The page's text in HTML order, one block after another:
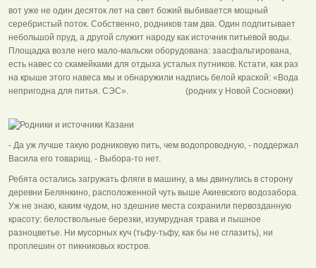
вот уже не один десяток лет на свет божий выбивается мощный
серебристый поток. Собственно, родников там два. Один подпитывает
небольшой пруд, а другой служит народу как источник питьевой воды.
Площадка возле него мало-мальски оборудована: заасфальтирована,
есть навес со скамейками для отдыха усталых путников. Кстати, как раз
на крыше этого навеса мы и обнаружили надпись белой краской: «Вода
непригодна для питья. СЭС». (родник у Новой Сосновки)
- Да уж лучше такую родниковую пить, чем водопроводную, - поддержал
Васила его товарищ. - Выбора-то нет.
Ребята остались загружать фляги в машину, а мы двинулись в сторону
деревни Белянкино, расположенной чуть выше Акиевского водозабора.
Уж не знаю, каким чудом, но здешние места сохранили первозданную
красоту: белоствольные березки, изумрудная трава и пышное
разноцветье. Ни мусорных куч (тьфу-тьфу, как бы не сглазить), ни
проплешин от пикниковых костров.